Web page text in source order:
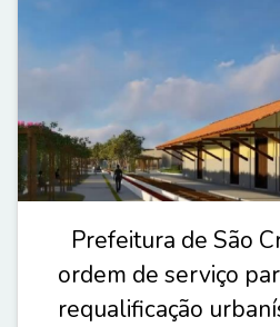
Prefeitura de São
ordem de serviço
requalificação